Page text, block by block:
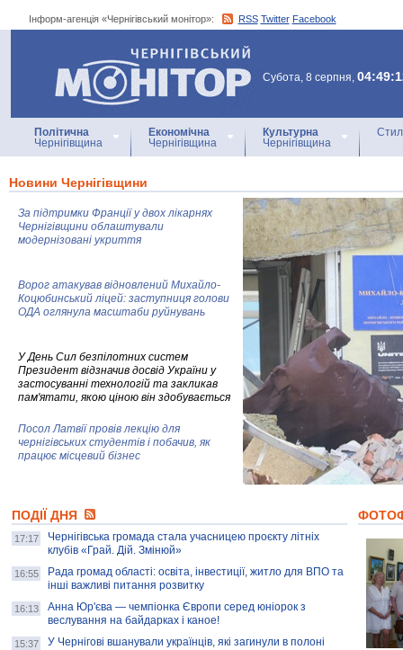
Інформ-агенція «Чернігівський монітор»: RSS Twitter Facebook
Інформ-агенція
«Чернігівський монітор»
Субота, 8 серпня,
Політична
Чернігівщина
Економічна
Чернігівщина
Культурна
Чернігівщина
Новини Чернігівщини
За підтримки Франції у двох лікарнях
Чернігівщини облаштували
модернізовані укриття
Ворог атакував відновлений Михайло-
Коцюбинський ліцей: заступниця голови
ОДА оглянула масштаби руйнувань
У День Сил безпілотних систем
Президент відзначив досвід України у
застосуванні технологій та закликав
пам'ятати, якою ціною він здобувається
Посол Латвії провів лекцію для
чернігівських студентів і побачив, як
працює місцевий бізнес
колекцію про війну, емоції та тварин
AB InBev Efes Україна підтримала
навчальний проєкт "Молодіжна бізнес-
школа", спрямований на розвиток
підприємництва у Чернігівській області
Золота тварина: видання Forbes
ПОДІЇ ДНЯ
17:17
Чернігівська громада стала учасницею проєкту літніх
клубів «Грай. Дій. Змінюй»
16:55
Рада громад області: освіта, інвестиції, житло для ВПО та
інші важливі питання розвитку
16:13
Анна Юр'єва — чемпіонка Європи серед юніорок з
веслування на байдарках і каное!
15:37 У Чернігові вшанували українців, які загинули в полоні